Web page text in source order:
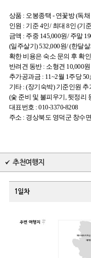
상품 : 오봉종택 - 연꽃방 (독
인원 : 기준 4인/ 최대 8인 (기
금액 : 주중 145,000원/ 주말
(일주살기) 532,000원/ (한달
확한 비용은 숙소 문의 후 확
반려견 동반 : 소형견 10,000원
추가공과금 : 11~2월 1주당
기타 : (장기숙박) 기준인원
(숯 준비 및 불피우기, 뒷정리
대표번호 : 010-3370-8208
주소 : 경상북도 영덕군 창수
추천여행지
1일차